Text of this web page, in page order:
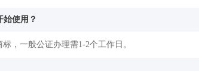
始使用？
，一般公证办理需1-2个工作日。